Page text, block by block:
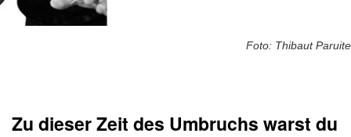
Foto: Thibaut Paruite
Zu dieser Zeit des Umbruchs warst du